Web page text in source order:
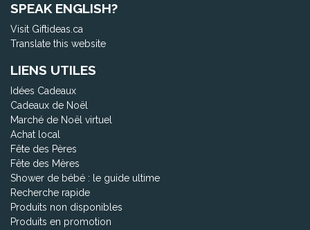
SPEAK ENGLISH?
Visit Giftideas.ca
Translate this website
LIENS UTILES
Idées Cadeaux
Cadeaux de Noël
Marché de Noël virtuel
Achat local
Fête des Pères
Fête des Mères
Shower de bébé : le guide ultime
Recherche rapide
Produits non disponibles
Produits en promotion